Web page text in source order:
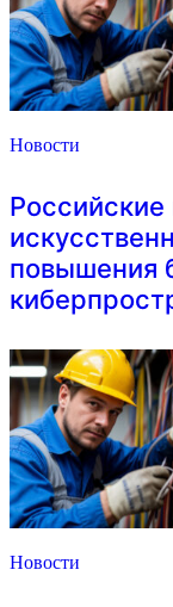
Новости
повышения
Новости